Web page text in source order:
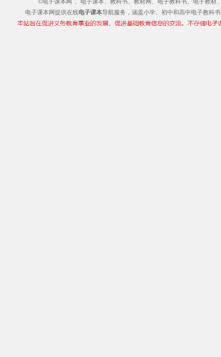
©电子课本网
、电子课本、教科书、教材网、电子教科书、电子教材
电子课本网提供在线电子课本导航服务，涵盖小学、初中和高中电子教科